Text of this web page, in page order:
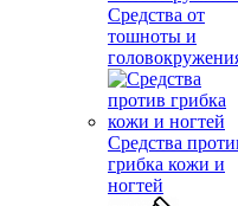
Средства от
тошноты и
Средства
грибка кожи и
ногтей